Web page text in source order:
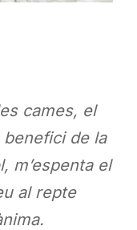
cames, el
de la
m’espenta el
al repte